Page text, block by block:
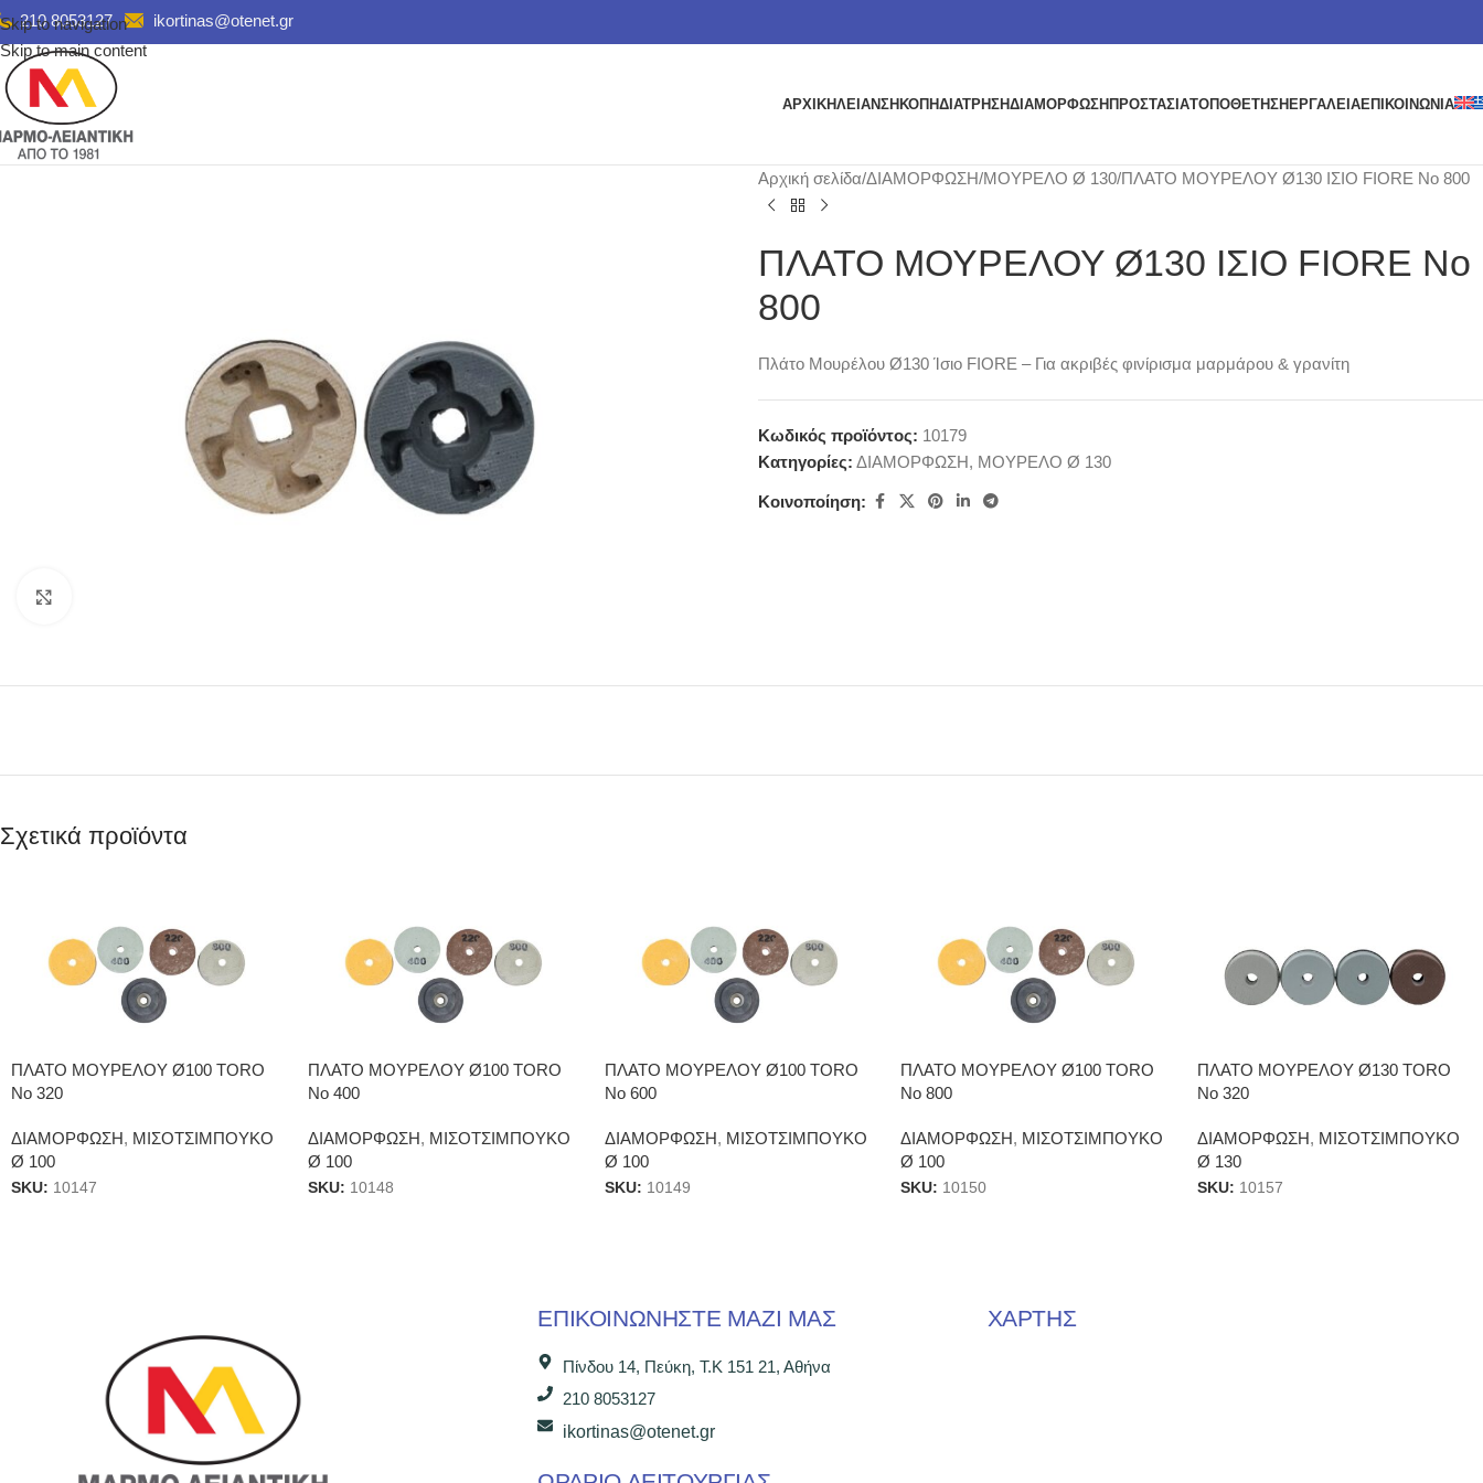
Skip to navigation
Skip to main content
210 8053127 ikortinas@otenet.gr
ΑΡΧΙΚΗΛΕΙΑΝΣΗ ΚΟΠΗΔΙΑΤΡΗΣΗΔΙΑΜΟΡΦΩΣΗ ΠΡΟΣΤΑΣΙΑΤΟΠΟΘΕΤΗΣΗ ΕΡΓΑΛΕΙΑΕΠΙΚΟΙΝΩΝΙΑ
Αρχική σελίδα ΔΙΑΜΟΡΦΩΣΗ ΜΟΥΡΕΛΟ Ø 130 ΠΛΑΤΟ ΜΟΥΡΕΛΟΥ Ø130 ΙΣΙΟ FIORE Νο 800
ΠΛΑΤΟ ΜΟΥΡΕΛΟΥ Ø130 ΙΣΙΟ FIORE Νο
800
Πλάτο Μουρέλου Ø130 Ίσιο FIORE – Για ακριβές φινίρισμα μαρμάρου & γρανίτη
Κωδικός προϊόντος: 10179
Κατηγορίες: ΔΙΑΜΟΡΦΩΣΗ, ΜΟΥΡΕΛΟ Ø 130
Κοινοποίηση:
Σχετικά προϊόντα
ΠΛΑΤΟ ΜΟΥΡΕΛΟΥ Ø100 TORO
Νο 320
ΔΙΑΜΟΡΦΩΣΗ, ΜΙΣΟΤΣΙΜΠΟΥΚΟ
Ø 100
SKU: 10147
ΠΛΑΤΟ ΜΟΥΡΕΛΟΥ Ø100 TORO
Νο 400
ΔΙΑΜΟΡΦΩΣΗ, ΜΙΣΟΤΣΙΜΠΟΥΚΟ
Ø 100
SKU: 10148
ΠΛΑΤΟ ΜΟΥΡΕΛΟΥ Ø100 TORO
Νο 600
ΔΙΑΜΟΡΦΩΣΗ, ΜΙΣΟΤΣΙΜΠΟΥΚΟ
Ø 100
SKU: 10149
ΠΛΑΤΟ ΜΟΥΡΕΛΟΥ Ø100 TORO
Νο 800
ΔΙΑΜΟΡΦΩΣΗ, ΜΙΣΟΤΣΙΜΠΟΥΚΟ
Ø 100
SKU: 10150
ΠΛΑΤΟ ΜΟΥΡΕΛΟΥ Ø130 TORO
No 320
ΔΙΑΜΟΡΦΩΣΗ, ΜΙΣΟΤΣΙΜΠΟΥΚΟ
Ø 130
SKU: 10157
ΕΠΙΚΟΙΝΩΝΉΣΤΕ ΜΑΖΊ ΜΑΣ
Πίνδου 14, Πεύκη, Τ.Κ 151 21, Αθήνα
210 8053127
ikortinas@otenet.gr
ΧΑΡΤΗΣ